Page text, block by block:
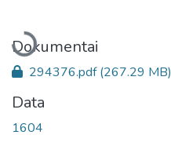
Įkeliama...
Dokumentai
294376.pdf(267.29 MB)
Data
1604